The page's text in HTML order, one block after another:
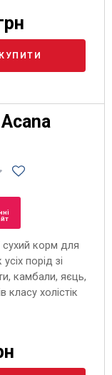
КУПИТИ
корм для
порід зі
камбали, яєць,
класу холістік